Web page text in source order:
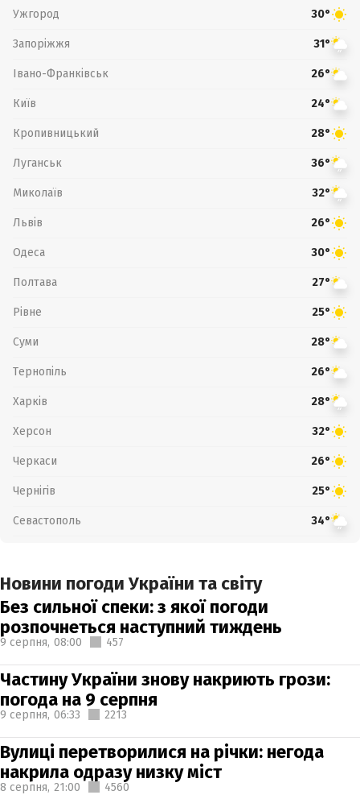
Ужгород 30°
Запоріжжя 31°
Івано-Франківськ 26°
Київ 24°
Кропивницький 28°
Луганськ 36°
Миколаїв 32°
Львів 26°
Одеса 30°
Полтава 27°
Рівне 25°
Суми 28°
Тернопіль 26°
Харків 28°
Херсон 32°
Черкаси 26°
Чернігів 25°
Севастополь 34°
Новини погоди України та світу
Без сильної спеки: з якої погоди
розпочнеться наступний тиждень
9 серпня, 08:00 457
Частину України знову накриють грози:
погода на 9 серпня
9 серпня, 06:33 2213
Вулиці перетворилися на річки: негода
накрила одразу низку міст
8 серпня, 21:00 4560